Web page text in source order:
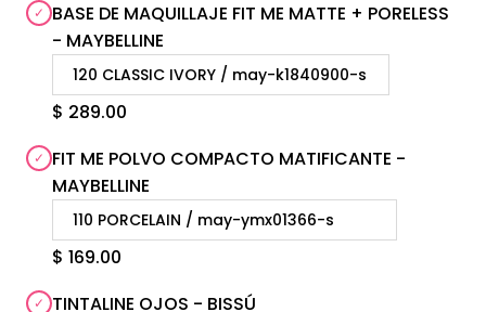
BASE DE MAQUILLAJE FIT ME MATTE + PORELESS
- MAYBELLINE
$ 289.00
FIT ME POLVO COMPACTO MATIFICANTE -
MAYBELLINE
$ 169.00
TINTALINE OJOS - BISSÚ